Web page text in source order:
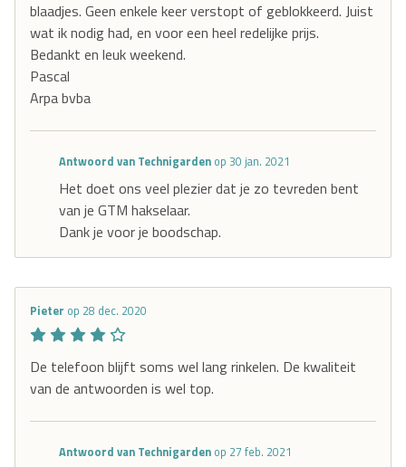
blaadjes. Geen enkele keer verstopt of geblokkeerd. Juist
wat ik nodig had, en voor een heel redelijke prijs.
Bedankt en leuk weekend.
Pascal
Arpa bvba
Antwoord van Technigarden op 30 jan. 2021
Het doet ons veel plezier dat je zo tevreden bent
van je GTM hakselaar.
Dank je voor je boodschap.
Pieter op 28 dec. 2020
De telefoon blijft soms wel lang rinkelen. De kwaliteit
van de antwoorden is wel top.
Antwoord van Technigarden op 27 feb. 2021